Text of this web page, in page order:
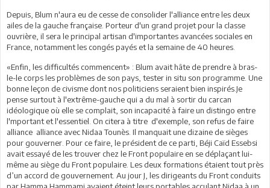
Depuis, Blum n'aura eu de cesse de consolider l'alliance entre les deux
ailes de la gauche française. Porteur d'un grand projet pour la classe
ouvrière, il sera le principal artisan d'importantes avancées sociales en
France, notamment les congés payés et la semaine de 40 heures.
«Enfin, les difficultés commencent» : Blum avait hâte de prendre à bras-
le-le corps les problèmes de son pays, tester in situ son programme. Une
bonne leçon de civisme dont nos politiciens seraient bien inspirés.Je
pense surtout à l'extrême-gauche qui a du mal à sortir du carcan
idéologique où elle se complait, son incapacité à faire un distingo entre
l'mportant et l'essentiel. On citera à titre d'exemple, son refus de faire
alliance alliance avec Nidaa Tounès. Il manquait une dizaine de sièges
pour gouverner. Pour ce faire, le président de ce parti, Béji Caïd Essebsi
avait essayé de les trouver chez le Front populaire en se déplaçant lui-
même au siège du Front populaire. Les deux formations étaient tout près
d’un accord de gouvernement. Au jour J, les dirigeants du Front conduits